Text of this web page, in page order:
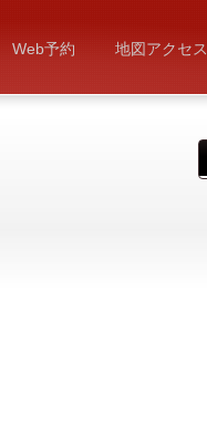
Web予約 地図アクセス